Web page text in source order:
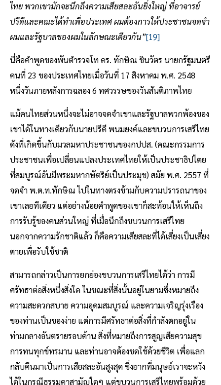
ไทย พวกเขามักจะนึกถึงความเสียสละอันยิ่งใหญ่ ที่อาจารย์
ปรีดีและคณะได้ทำเพื่อประเทศ ผมต้องการให้ประชาชนจดจำ
ผมและรัฐบาลของผมในลักษณะเดียวกัน”[19]
นี่คือคำพูดของพันตำรวจโท ดร. ทักษิณ ชินวัตร นายกรัฐมนตรี
คนที่ 23 ของประเทศไทยเมื่อวันที่ 17 สิงหาคม พ.ศ. 2548
หนึ่งวันภายหลังการฉลอง 6 ทศวรรษของวันสันติภาพไทย
แม้คนไทยส่วนหนึ่งจะไม่อาจจดจำเขาและรัฐบาลพวกพ้องของ
เขาได้ในทางเดียวกับนายปรีดี พนมยงค์และขบวนการเสรีไทย
ดังที่เกิดขึ้นกับมวลมหาประชาชนของกปปส. (คณะกรรมการ
ประชาชนเพื่อเปลี่ยนแปลงประเทศไทยให้เป็นประชาธิปไตย
ที่สมบูรณ์อันมีพระมหากษัตริย์เป็นประมุข) สมัย พ.ศ. 2557 ที่
จดจำ พ.ต.ท.ทักษิณ ไปในทางตรงข้ามกับความปรารถนาของ
เขาเลยทีเดียว แต่อย่างน้อยคำพูดของเขาก็สะท้อนให้เห็นถึง
การรับรู้ของคนส่วนใหญ่ ที่เมื่อนึกถึงขบวนการเสรีไทย
นอกจากความรักชาติแล้ว ก็คือความเสียสละที่ได้เสี่ยงเป็นเสี่ยง
ตายเพื่อรับใช้ชาติ
สามารถกล่าวเป็นการยกย่องขบวนการเสรีไทยได้ว่า การมี
ศรัทธาต่อสิ่งหนึ่งสิ่งใด ในขณะที่สิ่งนั้นอยู่ในยามซึ่งหมายถึง
ความสะดวกสบาย ความอุดมสมบูรณ์ และความเจริญรุ่งเรือง
ของท่านเป็นของง่าย แต่การมีศรัทธาต่อสิ่งที่กำลังตกอยู่ใน
ท่ามกลางอันตรายรอบด้าน สิ่งที่หมายถึงการสูญเสียความสุข
การทนทุกข์ทรมาน และท่านอาจต้องชดใช้ด้วยชีวิต เพื่อแลก
กลับคืนมาเป็นการเสียสละอันสูงสุด ซึ่งยากที่มนุษย์เราจะหวัง
ได้ในกรณีธรรมดาสามัญใดๆ แต่ขบวนการเสรีไทยพร้อมด้วย